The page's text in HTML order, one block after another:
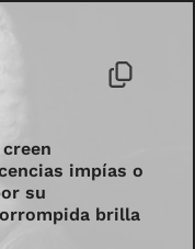
impías o
su
brilla